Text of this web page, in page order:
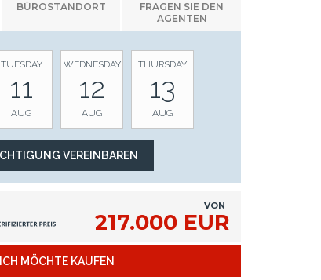
BÜROSTANDORT
FRAGEN SIE DEN
AGENTEN
TUESDAY
11
AUG
WEDNESDAY
12
AUG
THURSDAY
13
AUG
VON
217.000 EUR
ICH MÖCHTE KAUFEN